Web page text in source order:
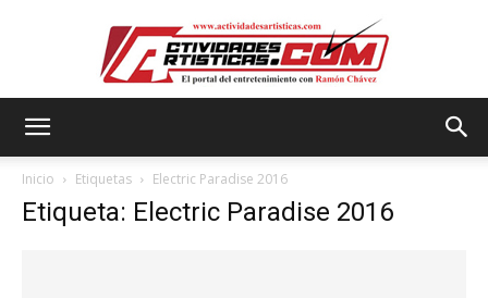
Inicio Etiquetas Electric Paradise 2016
Etiqueta: Electric Paradise 2016